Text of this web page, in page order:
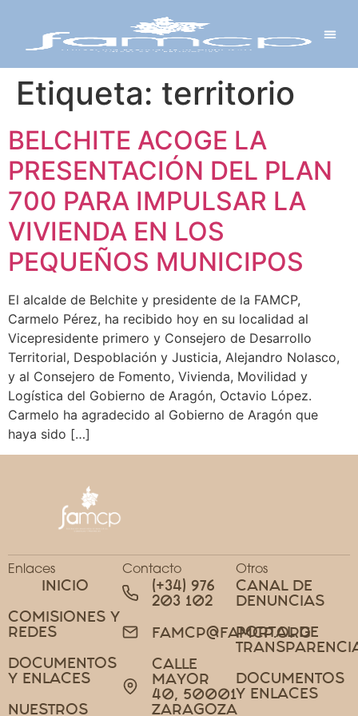
Etiqueta: territorio
BELCHITE ACOGE LA
PRESENTACIÓN DEL PLAN
700 PARA IMPULSAR LA
VIVIENDA EN LOS
PEQUEÑOS MUNICIPOS
El alcalde de Belchite y presidente de la FAMCP,
Carmelo Pérez, ha recibido hoy en su localidad al
Vicepresidente primero y Consejero de Desarrollo
Territorial, Despoblación y Justicia, Alejandro Nolasco,
y al Consejero de Fomento, Vivienda, Movilidad y
Logística del Gobierno de Aragón, Octavio López.
Carmelo ha agradecido al Gobierno de Aragón que
haya sido […]
Enlaces
INICIO
COMISIONES Y
REDES
DOCUMENTOS
Y ENLACES
NUESTROS
Contacto
(+34) 976
203 102
FAMCP@FAMCP.ORG
CALLE
MAYOR
40, 50001
ZARAGOZA
Otros
CANAL DE
DENUNCIAS
PORTAL DE
DOCUMENTOS
Y ENLACES